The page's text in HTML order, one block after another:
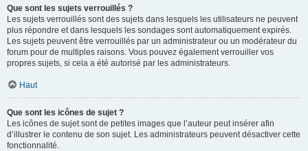
Que sont les sujets verrouillés ?
Les sujets verrouillés sont des sujets dans lesquels les utilisateurs ne peuvent
plus répondre et dans lesquels les sondages sont automatiquement expirés.
Les sujets peuvent être verrouillés par un administrateur ou un modérateur du
forum pour de multiples raisons. Vous pouvez également verrouiller vos
propres sujets, si cela a été autorisé par les administrateurs.
Haut
Que sont les icônes de sujet ?
Les icônes de sujet sont de petites images que l’auteur peut insérer afin
d’illustrer le contenu de son sujet. Les administrateurs peuvent désactiver cette
fonctionnalité.